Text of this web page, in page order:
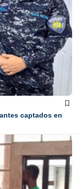
captados en